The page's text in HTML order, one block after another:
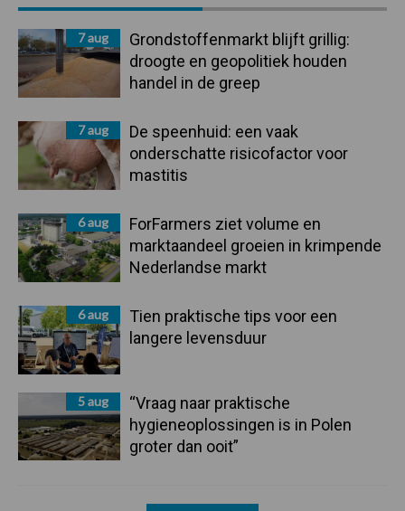
Sidebar
7 aug
Grondstoffenmarkt blijft grillig:
droogte en geopolitiek houden
handel in de greep
7 aug
De speenhuid: een vaak
onderschatte risicofactor voor
mastitis
6 aug
ForFarmers ziet volume en
marktaandeel groeien in krimpende
Nederlandse markt
6 aug
Tien praktische tips voor een
langere levensduur
5 aug
“Vraag naar praktische
hygieneoplossingen is in Polen
groter dan ooit”